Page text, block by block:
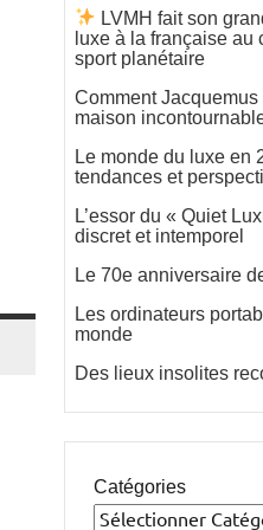
LVMH fait son
luxe à la française
sport planétaire
Comment Jacquemus
maison
Le monde du luxe en
tendances et
L’essor du « Quiet
discret et intemporel
Le 70e anniversaire
Les ordinateurs
monde
Des lieux insolites
Catégories